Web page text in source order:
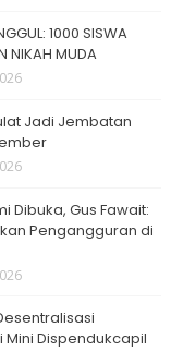
1000 SISWA
NIKAH MUDA
Jadi Jembatan
Dibuka, Gus Fawait:
Pengangguran di
Mini Dispendukcapil